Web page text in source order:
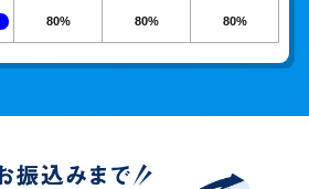
80% 80% 80%